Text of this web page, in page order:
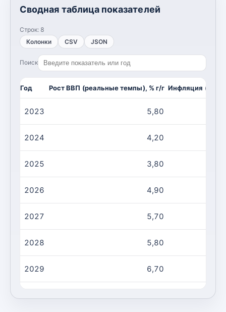
Сводная таблица показателей
Строк: 8
Колонки
CSV JSON
Поиск
Год Рост ВВП (реальные темпы), % г/г Инфляция (CPI,
2023 5,80
2024 4,20
2025 3,80
2026 4,90
2027 5,70
2028 5,80
2029 6,70